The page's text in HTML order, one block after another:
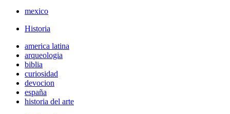
mexico
Historia
america latina
arqueologia
biblia
curiosidad
devocion
españa
historia del arte